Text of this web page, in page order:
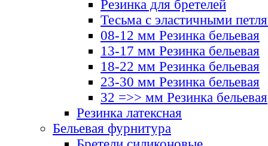
Резинка для бретелей
Тесьма с эластичными
08-12 мм Резинка бельевая
13-17 мм Резинка бельевая
18-22 мм Резинка бельевая
23-30 мм Резинка бельевая
32 =>> мм Резинка бельевая
Резинка латексная
Бельевая фурнитура